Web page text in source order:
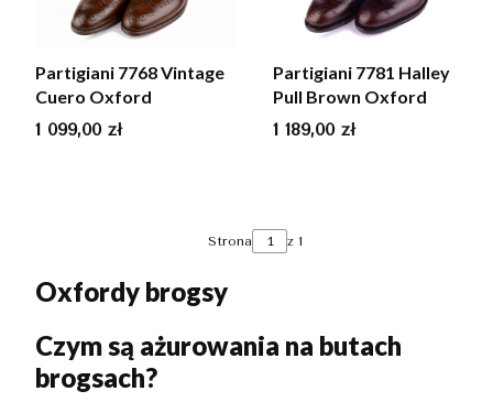
Partigiani 7768 Vintage
Cuero Oxford
Cena
1 099,00 zł
Partigiani 7781 Halley
Pull Brown Oxford
Cena
1 189,00 zł
Strona z 1
Oxfordy brogsy
Czym są ażurowania na butach
brogsach?